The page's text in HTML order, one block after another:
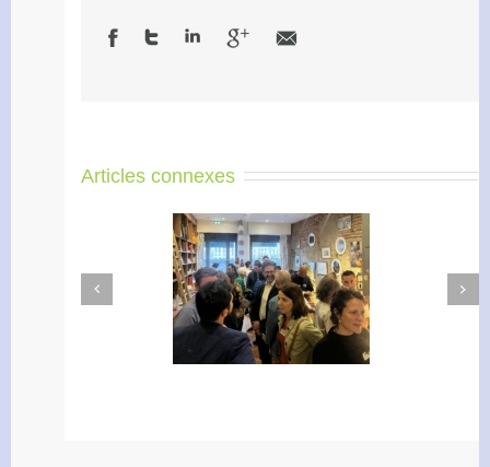
Articles connexes
Accélérateur de
l’engagement
Previous
Next